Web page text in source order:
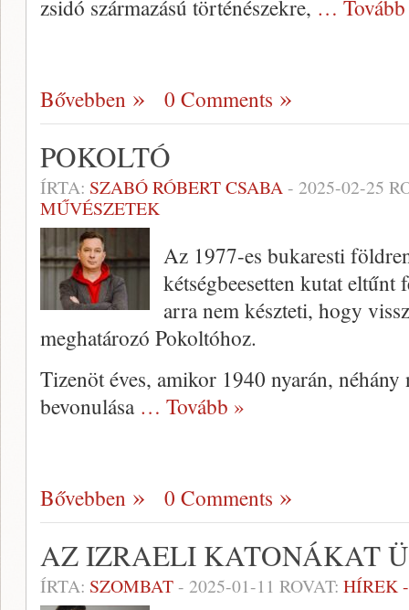
zsidó származású történészekre, …
Bővebben 0 Comments
POKOLTÓ
ÍRTA: SZABÓ RÓBERT CSABA- 2025-02-25
MŰVÉSZETEK
Az 1977-es bukaresti
kétségbeesetten kutat
arra nem készteti, hogy
meghatározó Pokoltóhoz.
Tizenöt éves, amikor 1940 nyarán,
bevonulása … Tovább »
Bővebben 0 Comments
AZ IZRAELI KATONÁKAT
ÍRTA: SZOMBAT- 2025-01-11 ROVAT: HÍREK